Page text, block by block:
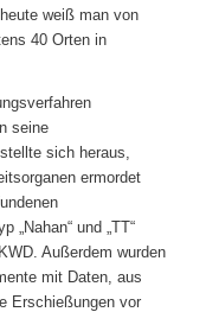
weiß man von
40 Orten in
seine
sich heraus,
ermordet
„Nahan“ und „TT“
Außerdem wurden
mit Daten, aus
Erschießungen vor